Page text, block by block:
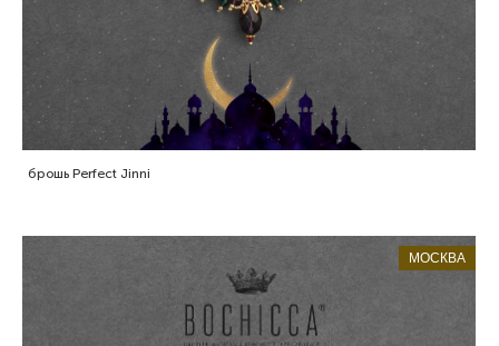
брошь Perfect Jinni
МОСКВА